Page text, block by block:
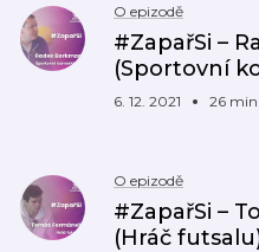
O epizodě
#ZapařSi –
(Sportovní
6. 12. 2021 26 min
O epizodě
#ZapařSi –
(Hráč